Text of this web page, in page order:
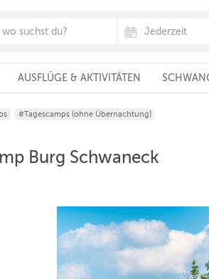
AUSFLÜGE & AKTIVITÄTEN
#Tagescamps (ohne Übernachtung)
Burg Schwaneck